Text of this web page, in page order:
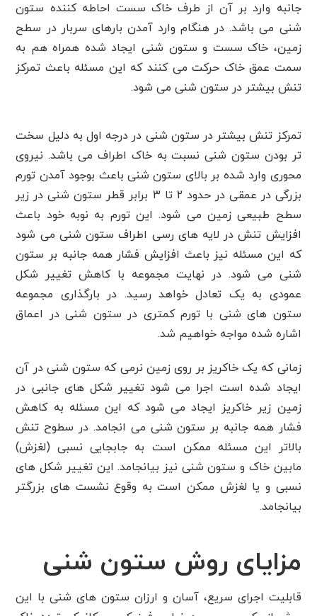
جانبه وارد بر آن از طرف خاک سست احاطه کننده ستون
شنی می باشد. در هنگام وارد آمدن بارهای سربار در سطح
زمین، خاک سست و ستون شنی ایجاد شده همراه هم به
سمت عمق خاک حرکت می کنند که این مسئله باعث تمرکز
تنش بیشتر در ستون شنی می شود.
تمرکز تنش بیشتر در ستون شنی در درجه اول به دلیل سخت
تر بودن ستون شنی نسبت به خاک اطراف می باشد. نیروی
محوری وارد شده بر بالای ستون شنی باعث بوجود آمدن تورم
بزرگی در عمقی در حدود ۲ تا ۳ برابر قطر ستون شنی در زیر
سطح طبیعی زمین می شود. این تورم به نوبه خود باعث
افزایش تنش در لایه های رسی اطراف ستون شنی می شود
که این مسئله نیز باعث افزایش فشار همه جانبه بر ستون
شنی می شود. در نهایت مجموعه با کاهش تغییر شکل
عمودی به یک تعادل خواهد رسید. در بارگذاری مجموعه
ستون های شنی با تورم کمتری در ستون شنی در اعماق
اشاره شده مواجه خواهیم شد.
زمانی که یک خاکریز بر روی زمین نرمی که ستون شنی در آن
ایجاد شده است اجرا می شود تغییر شکل های جانبی در
زمین زیر خاکریز ایجاد می شود که این مسئله به کاهش
فشار همه جانبه بر ستون شنی می انجامد. در سطوح تنش
بالاتر این مسئله ممکن است به جابجایی نسبی (لغزش)
مابین خاک و ستون شنی نیز بیانجامد. این تغییر شکل های
نسبی و یا لغزش ممکن است به وقوع نشست های بزرگتر
بیانجامد.
مزایای روش ستون شنی
قابلیت اجرای سریع، آسان و ارزان ستون های شنی با این